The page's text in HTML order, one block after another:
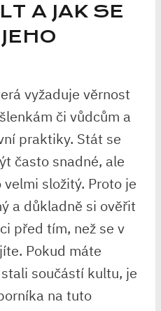
A JAK SE
vyžaduje věrnost
či vůdcům a
praktiky. Stát se
často snadné, ale
složitý. Proto je
a důkladně si ověřit
před tím, než se v
Pokud máte
součástí kultu, je
na tuto